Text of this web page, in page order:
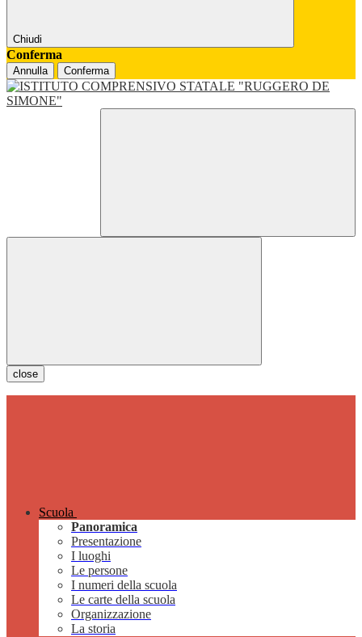
Chiudi
Conferma
Annulla Conferma
close
Scuola
Panoramica
Presentazione
I luoghi
Le persone
I numeri della scuola
Le carte della scuola
Organizzazione
La storia